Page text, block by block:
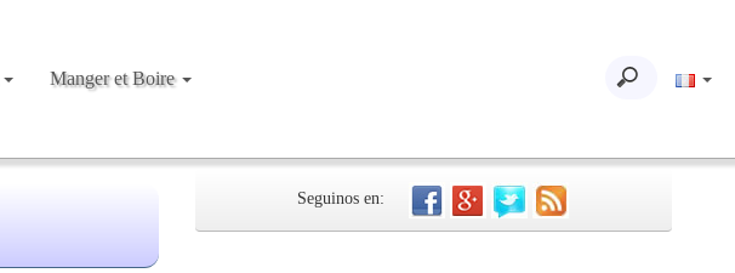
Manger et Boire
Seguinos en: